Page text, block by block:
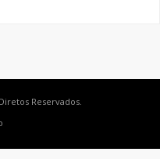
Reservados.